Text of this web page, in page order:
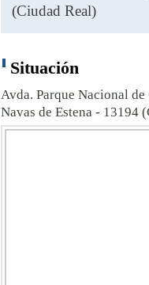
(Ciudad Real)
Situación
Avda. Parque Nacional de
Navas de Estena - 13194